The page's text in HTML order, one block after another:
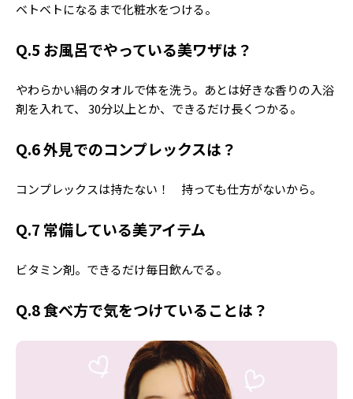
新規会員登録・ログイン
ベトベトになるまで化粧水をつける。
Q.5 お風呂でやっている美ワザは？
やわらかい絹のタオルで体を洗う。あとは好きな香りの入浴
剤を入れて、 30分以上とか、できるだけ長くつかる。
Q.6 外見でのコンプレックスは？
コンプレックスは持たない！ 持っても仕方がないから。
Q.7 常備している美アイテム
ビタミン剤。できるだけ毎日飲んでる。
Q.8 食べ方で気をつけていることは？